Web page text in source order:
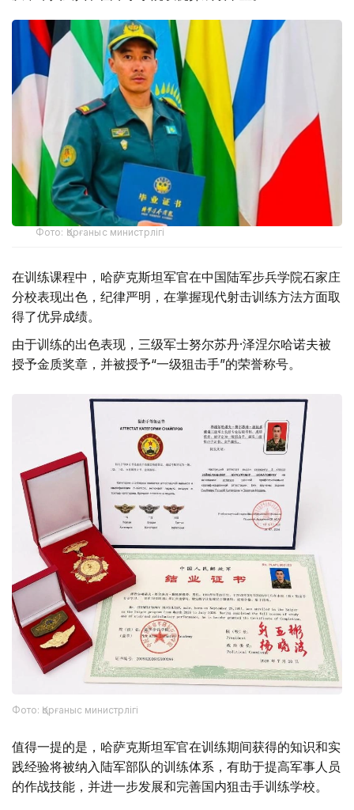
Фото: Қорғаныс министрлігі
在训练课程中，哈萨克斯坦军官在中国陆军步兵学院石家庄
分校表现出色，纪律严明，在掌握现代射击训练方法方面取
得了优异成绩。
由于训练的出色表现，三级军士努尔苏丹·泽涅尔哈诺夫被
授予金质奖章，并被授予“一级狙击手”的荣誉称号。
Фото: Қорғаныс министрлігі
值得一提的是，哈萨克斯坦军官在训练期间获得的知识和实
践经验将被纳入陆军部队的训练体系，有助于提高军事人员
的作战技能，并进一步发展和完善国内狙击手训练学校。